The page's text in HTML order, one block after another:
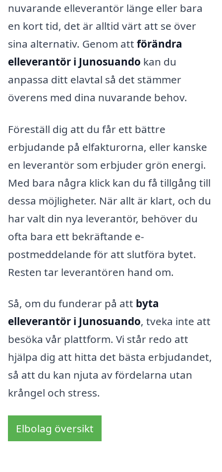
nuvarande elleverantör länge eller bara
en kort tid, det är alltid värt att se över
sina alternativ. Genom att förändra
elleverantör i Junosuando kan du
anpassa ditt elavtal så det stämmer
överens med dina nuvarande behov.
Föreställ dig att du får ett bättre
erbjudande på elfakturorna, eller kanske
en leverantör som erbjuder grön energi.
Med bara några klick kan du få tillgång till
dessa möjligheter. När allt är klart, och du
har valt din nya leverantör, behöver du
ofta bara ett bekräftande e-
postmeddelande för att slutföra bytet.
Resten tar leverantören hand om.
Så, om du funderar på att byta
elleverantör i Junosuando, tveka inte att
besöka vår plattform. Vi står redo att
hjälpa dig att hitta det bästa erbjudandet,
så att du kan njuta av fördelarna utan
krångel och stress.
Elbolag översikt